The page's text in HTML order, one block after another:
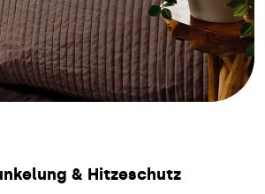
& Hitzeschutz